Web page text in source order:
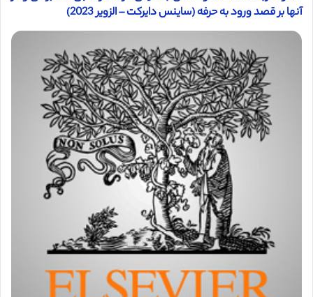
آنها بر قصد ورود به حرفه (ساینس دایرکت – الزویر 2023)